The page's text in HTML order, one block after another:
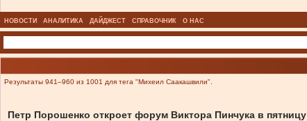
НОВОСТИ АНАЛИТИКА ДАЙДЖЕСТ СПРАВОЧНИК О НАС
Результаты 941–960 из 1001 для тега "Михеил Саакашвили".
Петр Порошенко откроет форум Виктора Пинчука в пятницу